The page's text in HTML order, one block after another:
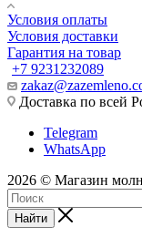
Условия оплаты
Условия доставки
Гарантия на товар
+7 9231232089
Доставка по всей
Telegram
WhatsApp
2026 © Магазин
Найти